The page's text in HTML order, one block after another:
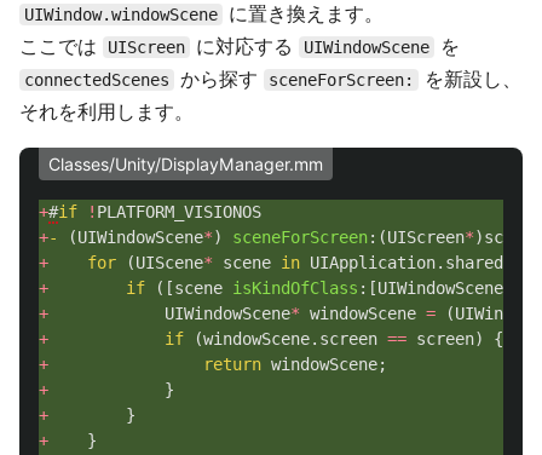
UIWindow.windowScene
に置き換えます。
ここでは
UIScreen に対応する UIWindowScene を
connectedScenes から探す sceneForScreen:
を新設し、
それを利用します。
Classes/Unity/DisplayManager.mm
+#if ! PLATFORM_VISIONOS
+- (UIWindowScene*) sceneForScreen:(UIScreen*)screen
+
for (UIScene* scene in UIApplication.
+
if ([scene isKindOfClass :[UIWindowScene
+
UIWindowScene* windowScene = (
+
if (windowScene. screen == screen)
{
+
return windowScene;
+
}
+
}
+
}